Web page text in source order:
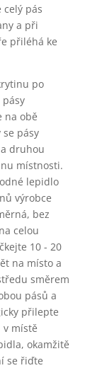
celý pás
a při
přiléhá ke
po
na obě
pásy
druhou
místnosti.
lepidlo
výrobce
bez
celou
10 - 20
na místo a
směrem
pásů a
přilepte
v místě
okamžitě
se řiďte